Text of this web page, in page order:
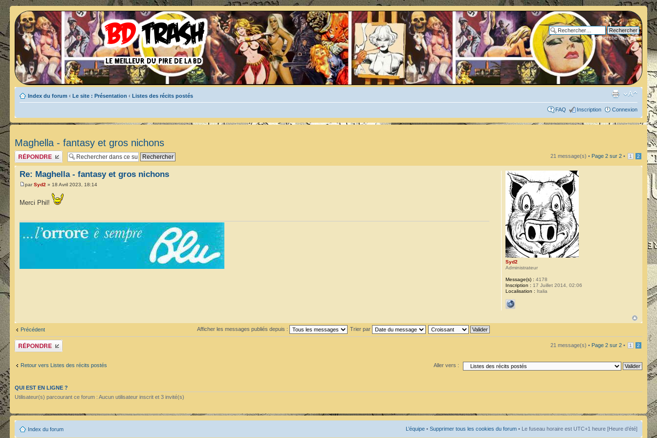
Recherche avancée
Index du forum ‹ Le site : Présentation ‹ Listes des récits postés
FAQ Inscription Connexion
Maghella - fantasy et gros nichons
Publier une réponse 21 message(s) • Page 2 sur 2 • 1 2
Re: Maghella - fantasy et gros nichons
parSyd2 » 18 Avril 2023, 18:14
Merci Phil!
Syd2
Administrateur
Message(s) : 4178
Inscription : 17 Juillet 2014, 02:06
Localisation : Italia
Précédent Afficher les messages publiés depuis : Trier par
Publier une réponse 21 message(s) • Page 2 sur 2 • 1 2
Retour vers Listes des récits postés Aller vers :
QUI EST EN LIGNE ?
Utilisateur(s) parcourant ce forum : Aucun utilisateur inscrit et 3 invité(s)
Index du forum L’équipe • Supprimer tous les cookies du forum • Le fuseau horaire est UTC+1 heure [Heure d’été]